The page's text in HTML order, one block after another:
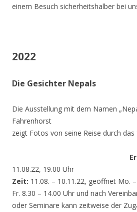
einem Besuch sicherheitshalber bei
2022
Die Gesichter Nepals
Die Ausstellung mit dem Namen
Fahrenhorst
zeigt Fotos von seine Reise durch
11.08.22, 19.00 Uhr
Zeit: 11.08. – 10.11.22, geöffnet Mo.
Fr. 8.30 – 14.00 Uhr und nach
oder Seminare kann zeitweise der